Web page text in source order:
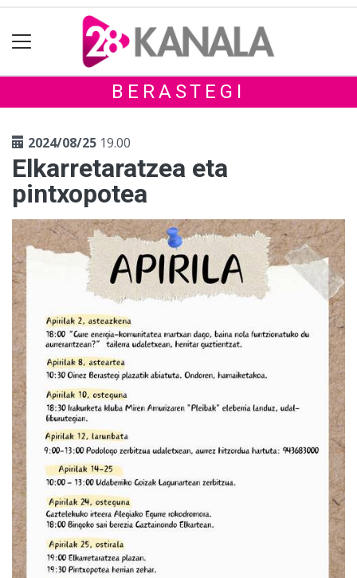
BERASTEGI
2024/08/25 19.00
Elkarretaratzea eta
pintxopotea